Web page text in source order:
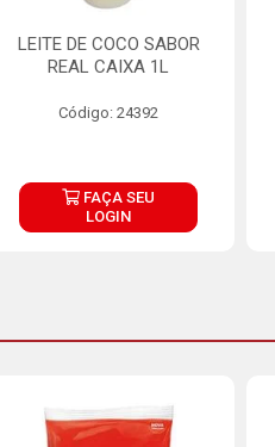
LEITE DE COCO SABOR
REAL CAIXA 1L
Código: 24392
FAÇA SEU
LOGIN